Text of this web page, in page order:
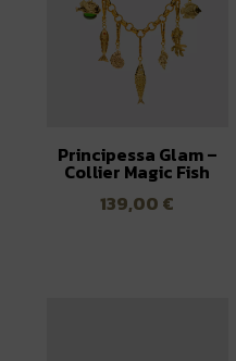
Principessa Glam –
Collier Magic Fish
139,00 €